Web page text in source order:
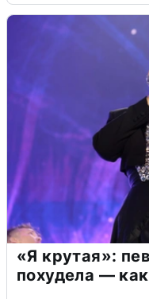
«Я крутая»:
похудела —